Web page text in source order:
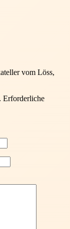
vom Löss,
Erforderliche